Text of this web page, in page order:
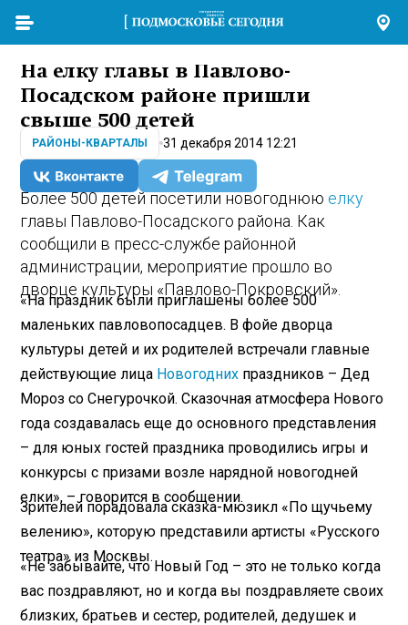
На елку главы в Павлово-
Посадском районе пришли
свыше 500 детей
РАЙОНЫ-КВАРТАЛЫ 31 декабря 2014 12:21
Более 500 детей посетили новогоднюю елку
главы Павлово-Посадского района. Как
сообщили в пресс-службе районной
администрации, мероприятие прошло во
дворце культуры «Павлово-Покровский».
«На праздник были приглашены более 500
маленьких павловопосадцев. В фойе дворца
культуры детей и их родителей встречали главные
действующие лица Новогодних праздников – Дед
Мороз со Снегурочкой. Сказочная атмосфера Нового
года создавалась еще до основного представления
– для юных гостей праздника проводились игры и
конкурсы с призами возле нарядной новогодней
елки», – говорится в сообщении.
Зрителей порадовала сказка-мюзикл «По щучьему
велению», которую представили артисты «Русского
театра» из Москвы.
«Не забывайте, что Новый Год – это не только когда
вас поздравляют, но и когда вы поздравляете своих
близких, братьев и сестер, родителей, дедушек и